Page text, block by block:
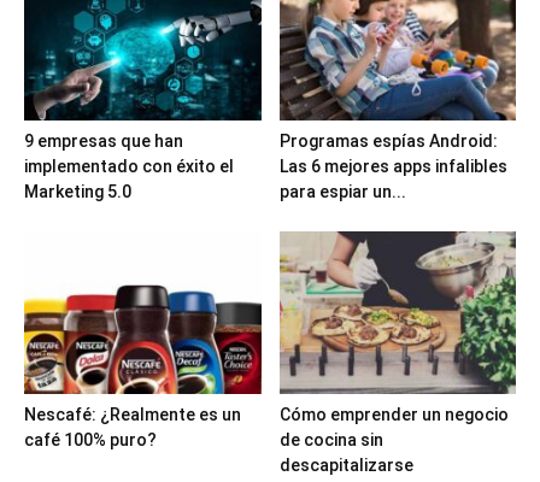
9 empresas que han
implementado con éxito el
Marketing 5.0
Programas espías Android:
Las 6 mejores apps infalibles
para espiar un...
Nescafé: ¿Realmente es un
café 100% puro?
Cómo emprender un negocio
de cocina sin
descapitalizarse